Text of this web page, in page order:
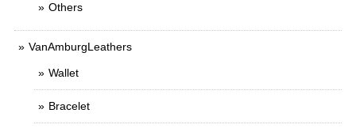
Others
VanAmburgLeathers
Wallet
Bracelet